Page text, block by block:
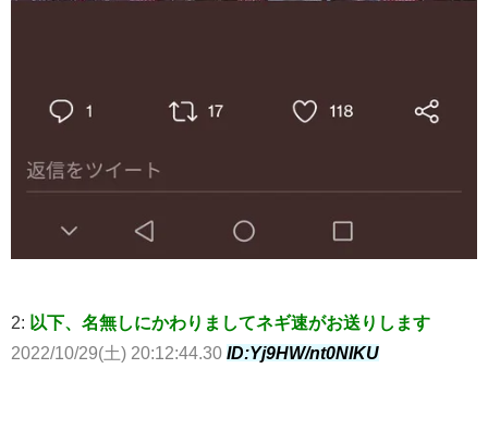
2: 以下、名無しにかわりましてネギ速がお送りします
2022/10/29(土) 20:12:44.30 ID:Yj9HW/nt0NIKU